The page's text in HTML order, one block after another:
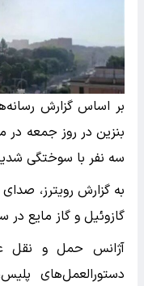
بر اساس گزارش
بنزین در روز جمعه در
سه نفر با سوختگی
به گزارش رویترز،
گازوئیل و گاز مایع در
آژانس حمل و نقل
دستورالعمل‌های